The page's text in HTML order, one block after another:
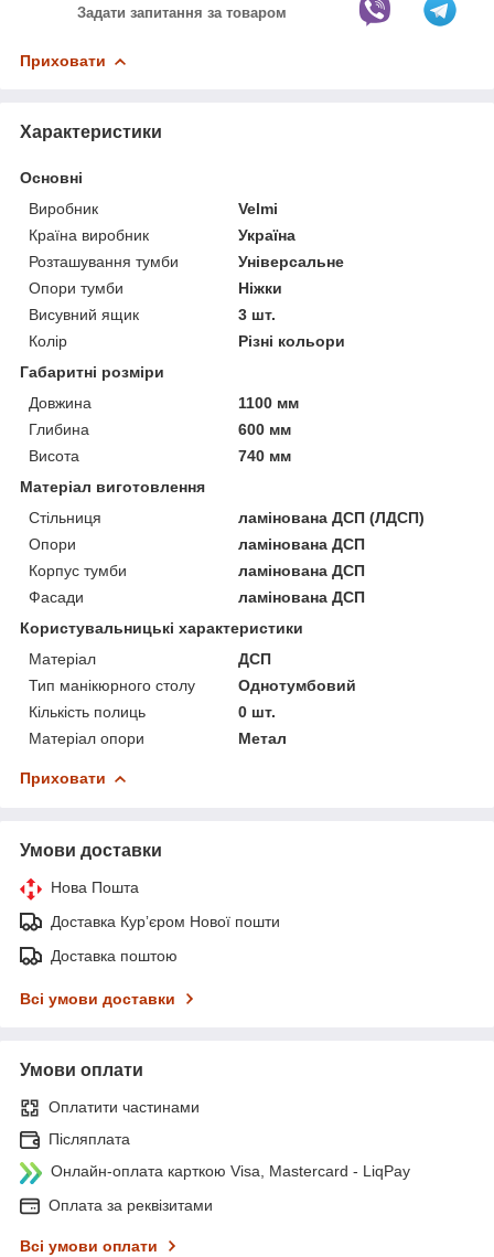
Задати запитання за товаром
Приховати
Характеристики
Основні
Виробник
Velmi
Країна виробник
Україна
Розташування тумби
Універсальне
Опори тумби
Ніжки
Висувний ящик
3 шт.
Колір
Різні кольори
Габаритні розміри
Довжина
1100 мм
Глибина
600 мм
Висота
740 мм
Матеріал виготовлення
Стільниця
ламінована ДСП (ЛДСП)
Опори
ламінована ДСП
Корпус тумби
ламінована ДСП
Фасади
ламінована ДСП
Користувальницькі характеристики
Матеріал
ДСП
Тип манікюрного столу
Однотумбовий
Кількість полиць
0 шт.
Матеріал опори
Метал
Приховати
Умови доставки
Нова Пошта
Доставка Курʼєром Нової пошти
Доставка поштою
Всі умови доставки
Умови оплати
Оплатити частинами
Післяплата
Онлайн-оплата карткою Visa, Mastercard - LiqPay
Оплата за реквізитами
Всі умови оплати